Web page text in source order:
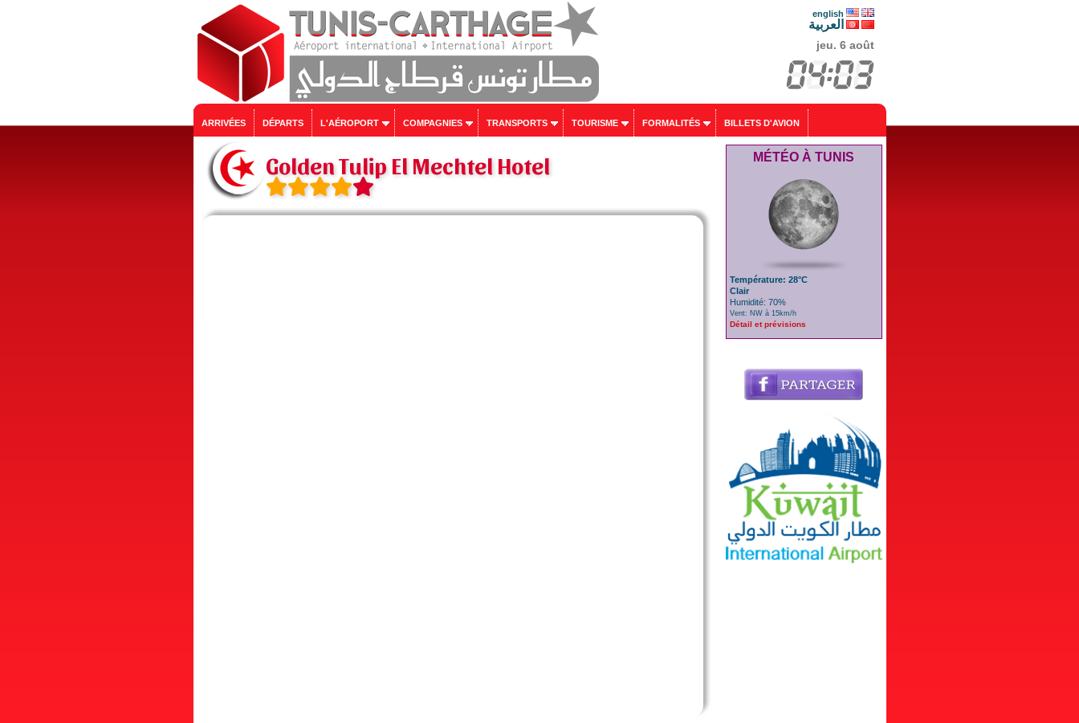
english
العربية
jeu. 6 août
ARRIVÉES DÉPARTS L'AÉROPORT COMPAGNIES TRANSPORTS TOURISME FORMALITÉS BILLETS D'AVION
Golden Tulip El Mechtel Hotel MÉTÉO À TUNIS
Température: 28°C
Clair
Humidité: 70%
Vent: NW à 15km/h
Détail et prévisions